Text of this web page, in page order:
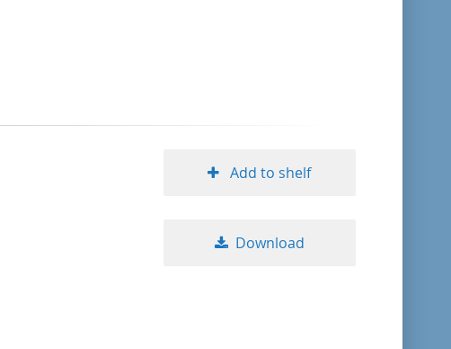
Add to shelf
Download